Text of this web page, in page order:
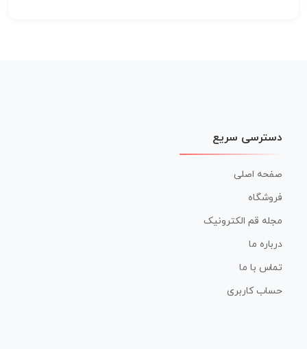
دسترسی سریع
صفحه اصلی
فروشگاه
مجله قم الکترونیک
درباره ما
تماس با ما
حساب کاربری